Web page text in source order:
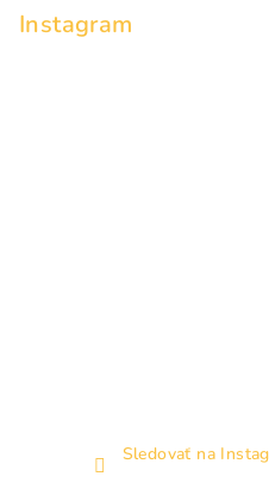
Instagram
Sledovať na